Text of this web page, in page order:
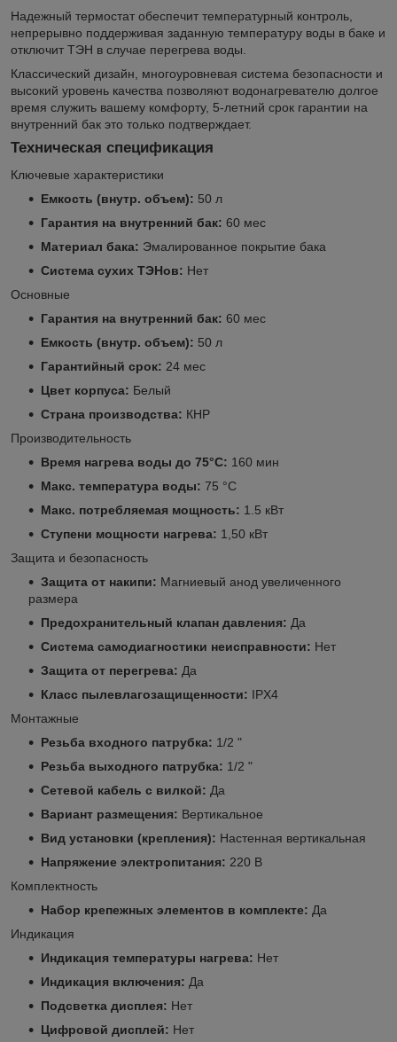
Надежный термостат обеспечит температурный контроль,
непрерывно поддерживая заданную температуру воды в баке и
отключит ТЭН в случае перегрева воды.
Классический дизайн, многоуровневая система безопасности и
высокий уровень качества позволяют водонагревателю долгое
время служить вашему комфорту, 5-летний срок гарантии на
внутренний бак это только подтверждает.
Техническая спецификация
Ключевые характеристики
Емкость (внутр. объем): 50 л
Гарантия на внутренний бак: 60 мес
Материал бака: Эмалированное покрытие бака
Система сухих ТЭНов: Нет
Основные
Гарантия на внутренний бак: 60 мес
Емкость (внутр. объем): 50 л
Гарантийный срок: 24 мес
Цвет корпуса: Белый
Страна производства: КНР
Производительность
Время нагрева воды до 75°С: 160 мин
Макс. температура воды: 75 °С
Макс. потребляемая мощность: 1.5 кВт
Ступени мощности нагрева: 1,50 кВт
Защита и безопасность
Защита от накипи: Магниевый анод увеличенного
размера
Предохранительный клапан давления: Да
Система самодиагностики неисправности: Нет
Защита от перегрева: Да
Класс пылевлагозащищенности: IPX4
Монтажные
Резьба входного патрубка: 1/2 "
Резьба выходного патрубка: 1/2 "
Сетевой кабель с вилкой: Да
Вариант размещения: Вертикальное
Вид установки (крепления): Настенная вертикальная
Напряжение электропитания: 220 В
Комплектность
Набор крепежных элементов в комплекте: Да
Индикация
Индикация температуры нагрева: Нет
Индикация включения: Да
Подсветка дисплея: Нет
Цифровой дисплей: Нет